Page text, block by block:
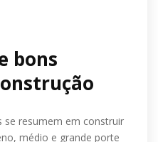
bons
se resumem em construir
médio e grande porte